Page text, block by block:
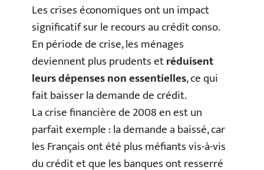
Les crises économiques ont un impact
significatif sur le recours au crédit conso.
En période de crise, les ménages
deviennent plus prudents etréduisent
leurs dépenses non essentielles, ce qui
fait baisser la demande de crédit.
La crise financière de 2008 en est un
parfait exemple : la demande a baissé, car
les Français ont été plus méfiants vis-à-vis
du crédit et que les banques ont resserré